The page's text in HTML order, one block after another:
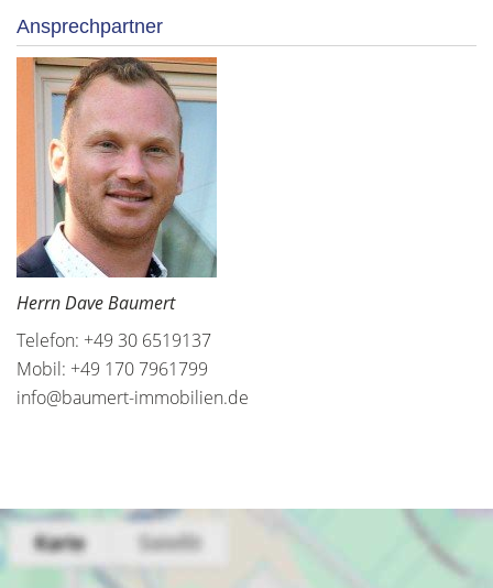
Ansprechpartner
Herrn Dave Baumert
Telefon: +49 30 6519137
Mobil: +49 170 7961799
info@baumert-immobilien.de